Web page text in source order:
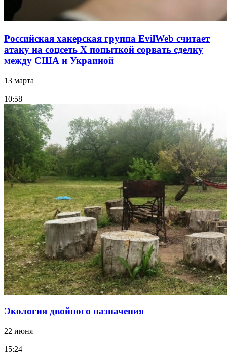
Российская хакерская группа EvilWeb считает
атаку на соцсеть Х попыткой сорвать сделку
между США и Украиной
13 марта
10:58
Экология двойного назначения
22 июня
15:24